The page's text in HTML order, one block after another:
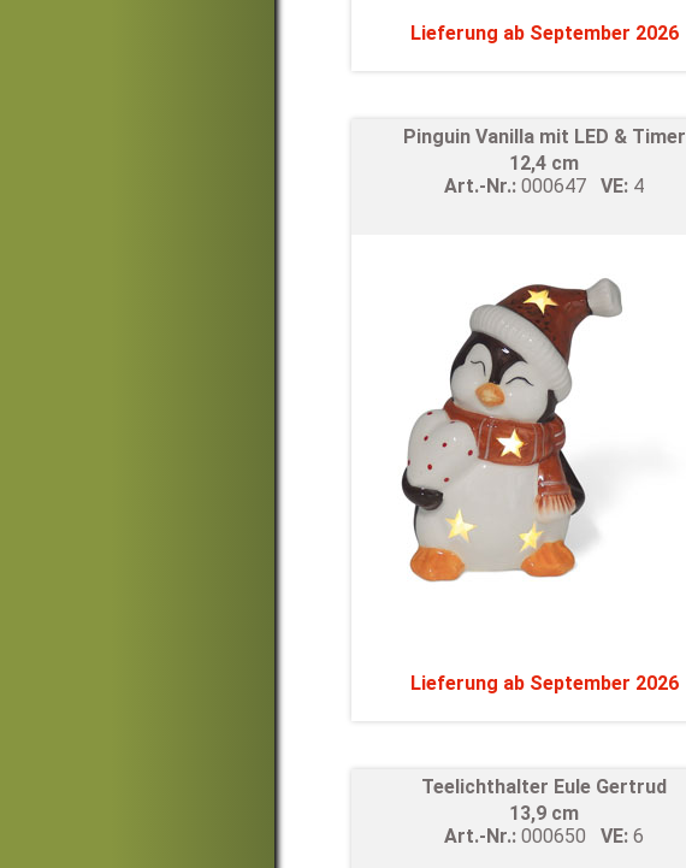
Lieferung ab September 2026
Pinguin Vanilla mit LED & Timer
12,4 cm
Art.-Nr.:000647VE: 4
Lieferung ab September 2026
Teelichthalter Eule Gertrud
13,9 cm
Art.-Nr.:000650VE:6